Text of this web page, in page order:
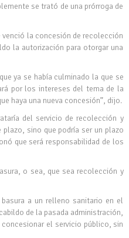
se trató de una prórroga de
la concesión de recolección
la autorización para otorgar una
ya se había culminado la que se
por los intereses del tema de la
haya una nueva concesión”, dijo.
del servicio de recolección y
sino que podría ser un plazo
que será responsabilidad de los
o sea, que sea recolección y
a un relleno sanitario en el
de la pasada administración,
el servicio público, sin